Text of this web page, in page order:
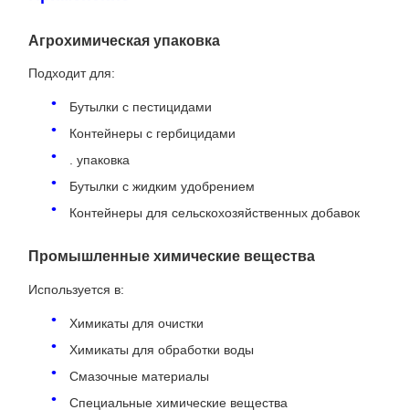
Агрохимическая упаковка
Подходит для:
Бутылки с пестицидами
Контейнеры с гербицидами
. упаковка
Бутылки с жидким удобрением
Контейнеры для сельскохозяйственных добавок
Промышленные химические вещества
Используется в:
Химикаты для очистки
Химикаты для обработки воды
Смазочные материалы
Специальные химические вещества